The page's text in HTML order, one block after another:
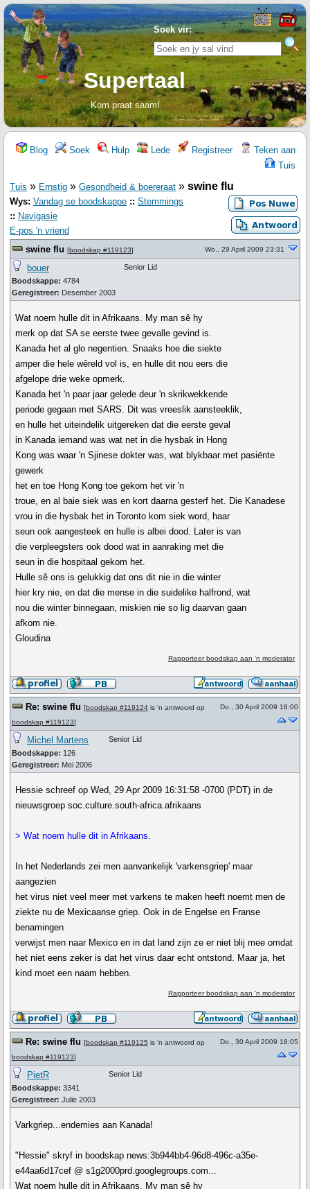
Soek vir:
Supertaal
Kom praat saam!
Blog Soek Hulp Lede Registreer
Teken aan
Tuis
Tuis » Ernstig » Gesondheid & boereraat » swine flu
Wys: Vandag se boodskappe :: Stemmings
:: Navigasie
E-pos 'n vriend
swine flu [boodskap #119123] Wo., 29 April 2009 23:31
bouer
Boodskappe: 4784
Geregistreer: Desember 2003
Senior Lid
Wat noem hulle dit in Afrikaans. My man sê hy
merk op dat SA se eerste twee gevalle gevind is.
Kanada het al glo negentien. Snaaks hoe die siekte
amper die hele wêreld vol is, en hulle dit nou eers die
afgelope drie weke opmerk.
Kanada het 'n paar jaar gelede deur 'n skrikwekkende
periode gegaan met SARS. Dit was vreeslik aansteeklik,
en hulle het uiteindelik uitgereken dat die eerste geval
in Kanada iemand was wat net in die hysbak in Hong
Kong was waar 'n Sjinese dokter was, wat blykbaar met pasiënte
gewerk
het en toe Hong Kong toe gekom het vir 'n
troue, en al baie siek was en kort daarna gesterf het. Die Kanadese
vrou in die hysbak het in Toronto kom siek word, haar
seun ook aangesteek en hulle is albei dood. Later is van
die verpleegsters ook dood wat in aanraking met die
seun in die hospitaal gekom het.
Hulle sê ons is gelukkig dat ons dit nie in die winter
hier kry nie, en dat die mense in die suidelike halfrond, wat
nou die winter binnegaan, miskien nie so lig daarvan gaan
afkom nie.
Gloudina
Rapporteer boodskap aan 'n moderator
Re: swine flu [boodskap #119124 is 'n antwoord op
boodskap #119123]
Do., 30 April 2009 18:00
Michel Martens
Boodskappe: 126
Geregistreer: Mei 2006
Senior Lid
Hessie schreef op Wed, 29 Apr 2009 16:31:58 -0700 (PDT) in de
nieuwsgroep soc.culture.south-africa.afrikaans
> Wat noem hulle dit in Afrikaans.
In het Nederlands zei men aanvankelijk 'varkensgriep' maar
aangezien
het virus niet veel meer met varkens te maken heeft noemt men de
ziekte nu de Mexicaanse griep. Ook in de Engelse en Franse
benamingen
verwijst men naar Mexico en in dat land zijn ze er niet blij mee omdat
het niet eens zeker is dat het virus daar echt ontstond. Maar ja, het
kind moet een naam hebben.
Rapporteer boodskap aan 'n moderator
Re: swine flu [boodskap #119125 is 'n antwoord op
boodskap #119123]
Do., 30 April 2009 18:05
PietR
Boodskappe: 3341
Geregistreer: Julie 2003
Senior Lid
Varkgriep...endemies aan Kanada!
"Hessie" skryf in boodskap news:3b944bb4-96d8-496c-a35e-
e44aa6d17cef @ s1g2000prd.googlegroups.com...
Wat noem hulle dit in Afrikaans. My man sê hy